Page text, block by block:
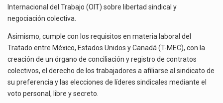
Internacional del Trabajo (OIT) sobre libertad sindical y
negociación colectiva.
Asimismo, cumple con los requisitos en materia laboral del
Tratado entre México, Estados Unidos y Canadá (T-MEC), con la
creación de un órgano de conciliación y registro de contratos
colectivos, el derecho de los trabajadores a afiliarse al sindicato de
su preferencia y las elecciones de líderes sindicales mediante el
voto personal, libre y secreto.